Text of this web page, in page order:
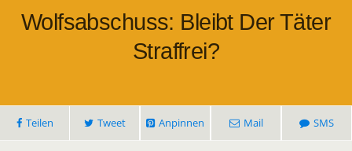
Wolfsabschuss: Bleibt Der Täter
Straffrei?
Teilen Tweet Anpinnen Mail SMS